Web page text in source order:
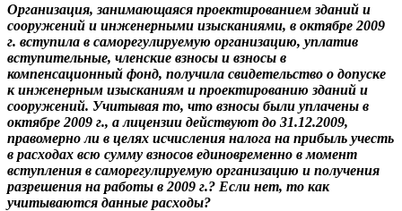
Организация, занимающаяся проектированием зданий и
сооружений и инженерными изысканиями, в октябре 2009
г. вступила в саморегулируемую организацию, уплатив
вступительные, членские взносы и взносы в
компенсационный фонд, получила свидетельство о допуске
к инженерным изысканиям и проектированию зданий и
сооружений. Учитывая то, что взносы были уплачены в
октябре 2009 г., а лицензии действуют до 31.12.2009,
правомерно ли в целях исчисления налога на прибыль учесть
в расходах всю сумму взносов единовременно в момент
вступления в саморегулируемую организацию и получения
разрешения на работы в 2009 г.? Если нет, то как
учитываются данные расходы?